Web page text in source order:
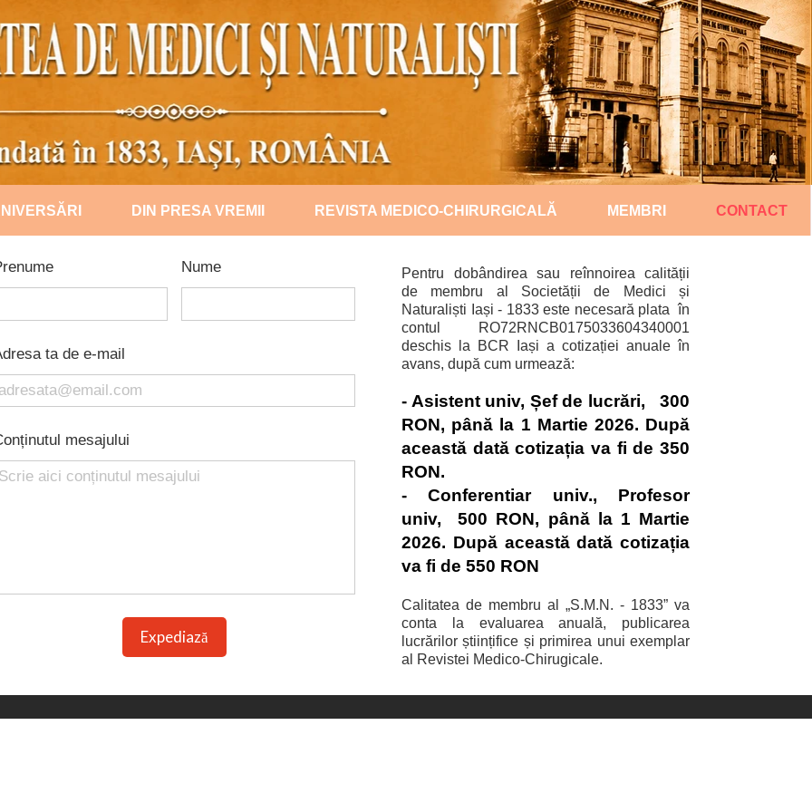
Pentru dobândirea sau reînnoirea calității
de membru al Societății de Medici și
Naturaliști Iași - 1833 este necesară plata în
contul RO72RNCB0175033604340001
deschis la BCR Iași a cotizației anuale în
avans, după cum urmează:
- Asistent univ, Șef de lucrări, 300
RON, până la 1 Martie 2026. După
această dată cotizația va fi de 350
RON.
- Conferentiar univ., Profesor
univ, 500 RON, pânăla 1 Martie
2026. După această dată cotizația
va fi de 550 RON
Calitatea de membru al „S.M.N. - 1833” va
conta la evaluarea anuală, publicarea
lucrărilor științifice și primirea unui exemplar
al Revistei Medico-Chirugicale.
Nume
ta de e-mail
mesajului
Expediază
2021
2024
DIN PRESA VREMII REVISTA MEDICO-CHIRURGICALĂ MEMBRI CONTACT